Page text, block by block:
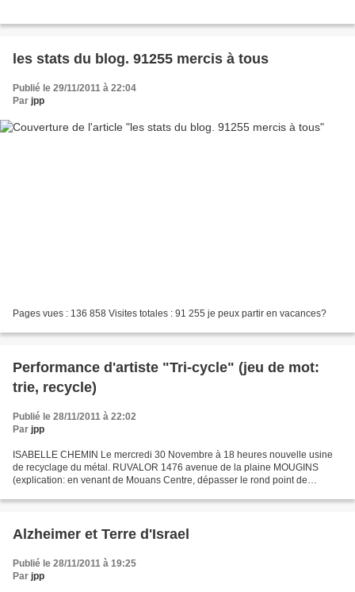
les stats du blog. 91255 mercis à tous
Publié le 29/11/2011 à 22:04
Par jpp
Pages vues : 136 858 Visites totales : 91 255 je peux partir en vacances?
Performance d'artiste "Tri-cycle" (jeu de mot:
trie, recycle)
Publié le 28/11/2011 à 22:02
Par jpp
ISABELLE CHEMIN Le mercredi 30 Novembre à 18 heures nouvelle usine
de recyclage du métal. RUVALOR 1476 avenue de la plaine MOUGINS
(explication: en venant de Mouans Centre, dépasser le rond point de
Alzheimer et Terre d'Israel
Publié le 28/11/2011 à 19:25
Par jpp